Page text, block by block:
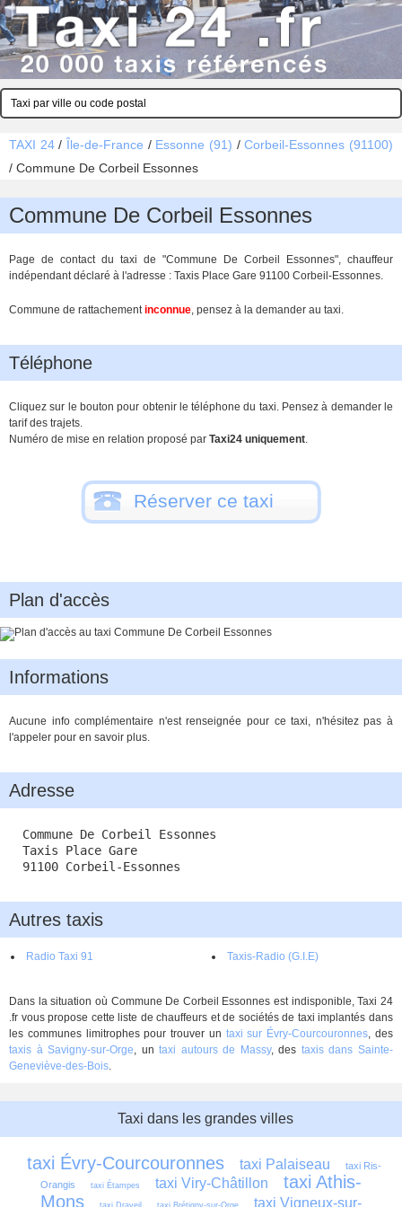
TAXI 24/ Île-de-France / Essonne (91) /Corbeil-Essonnes (91100)
/ Commune De Corbeil Essonnes
Commune De Corbeil Essonnes
Page de contact du taxi de "Commune De Corbeil Essonnes", chauffeur
indépendant déclaré à l'adresse : Taxis Place Gare 91100 Corbeil-Essonnes.
Commune de rattachementinconnue, pensez à la demander au taxi.
Téléphone
Cliquez sur le bouton pour obtenir le téléphone du taxi. Pensez à demander le
tarif des trajets.
Numéro de mise en relation proposé par Taxi24 uniquement.
Réserver ce taxi
Plan d'accès
Informations
Aucune info complémentaire n'est renseignée pour ce taxi, n'hésitez pas à
l'appeler pour en savoir plus.
Adresse
Commune De Corbeil Essonnes
Taxis Place Gare
91100 Corbeil-Essonnes
Autres taxis
Radio Taxi 91 Taxis-Radio (G.I.E)
Dans la situation où Commune De Corbeil Essonnes est indisponible, Taxi 24
.fr vous propose cette liste de chauffeurs et de sociétés de taxi implantés dans
les communes limitrophes pour trouver un taxi sur Évry-Courcouronnes, des
taxis à Savigny-sur-Orge, untaxi autours de Massy, des taxis dans Sainte-
Geneviève-des-Bois.
Taxi dans les grandes villes
taxi Évry-Courcouronnes taxi Palaiseau
taxi Ris-
Orangis
taxi Étampes taxi Viry-Châtillon
taxi Athis-
Mons
taxi Draveil taxi Brétigny-sur-Orge taxi Vigneux-sur-